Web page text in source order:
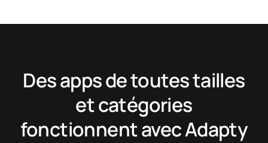
Des apps de toutes tailles
et catégories
fonctionnent avec Adapty